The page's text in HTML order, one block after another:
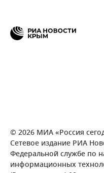
© 2026 МИА «Россия
Сетевое издание РИА
Федеральной службе по
информационных